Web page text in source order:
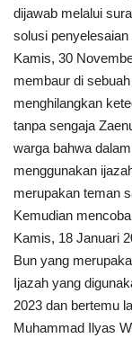
dijawab melalui
solusi
Kamis, 30
membaur di
menghilangkan
tanpa sengaja
warga bahwa
menggunakan
merupakan teman
Kemudian
Kamis, 18 Januari
Bun yang
Ijazah yang
2023 dan bertemu
Muhammad Ilyas